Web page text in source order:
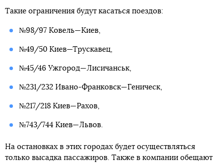
Такие ограничения будут касаться поездов:
№98/97 Ковель—Киев,
№49/50 Киев—Трускавец,
№45/46 Ужгород—Лисичанськ,
№231/232 Ивано-Франковск—Геническ,
№217/218 Киев—Рахов,
№743/744 Киев—Львов.
На остановках в этих городах будет осуществляться
только высадка пассажиров. Также в компании обещают